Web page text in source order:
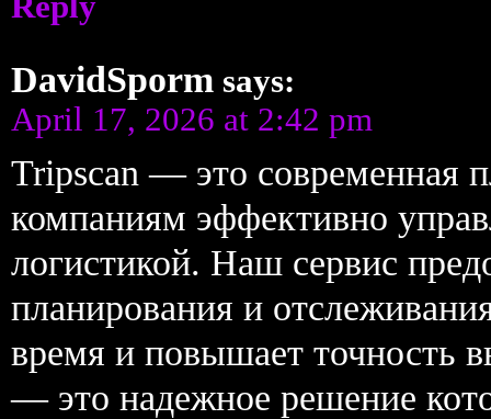
DavidSporm says:
April 17, 2026 at 2:42 pm
Tripscan — это современная
компаниям эффективно
логистикой. Наш сервис
планирования и
время и повышает точность
— это надежное решение